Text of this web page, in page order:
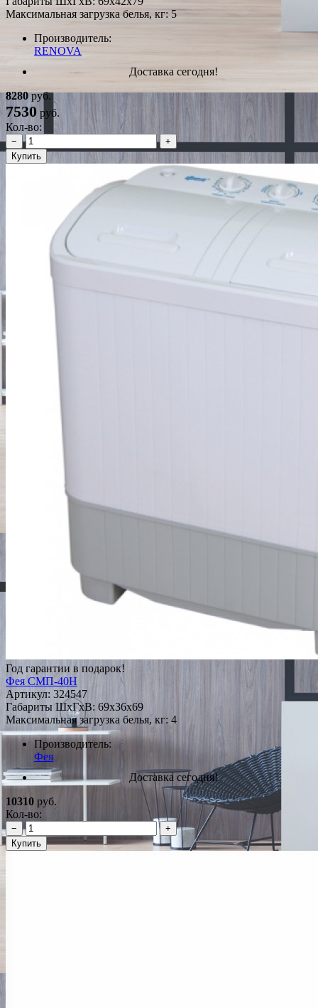
Максимальная загрузка белья, кг: 5
Производитель:
RENOVA
Доставка сегодня!
8280руб.
7530 руб.
Кол-во:
−
+
Купить
Год гарантии в подарок!
Фея СМП-40Н
Артикул: 324547
Габариты ШxГxВ: 69x36x69
Максимальная загрузка белья, кг: 4
Производитель:
Фея
Доставка сегодня!
10310 руб.
Кол-во:
−
+
Купить